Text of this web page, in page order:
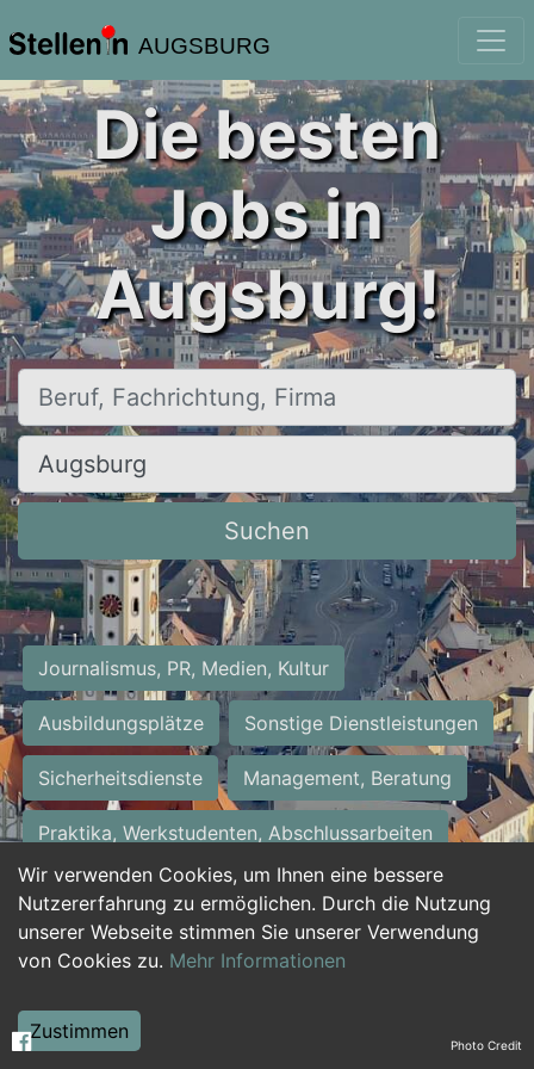
AUGSBURG
Wir verwenden Cookies, um Ihnen eine bessere
Nutzererfahrung zu ermöglichen. Durch die Nutzung
unserer Webseite stimmen Sie unserer Verwendung
von Cookies zu. Mehr Informationen
Zustimmen
Die besten
Jobs in
Augsburg!
Beruf, Fachrichtung, Firma
Ort, Stadt
Suchen
Journalismus, PR, Medien, Kultur
Ausbildungsplätze Sonstige Dienstleistungen
Sicherheitsdienste Management, Beratung
Praktika, Werkstudenten, Abschlussarbeiten
Personalwesen Assistenz, Sekretariat
Hilfskräfte, Aushilfs- und Nebenjobs
Weiterbildung, Studium, duale Ausbildung Photo Credit